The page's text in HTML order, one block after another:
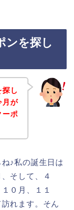
ンを探し
探し
月が
ーポ
♪私の誕生日は
そして、４
０月、１１
れます。そん